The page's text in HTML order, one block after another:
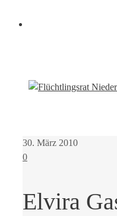
30. März 2010
0
Elvira